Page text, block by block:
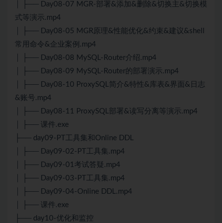
│ ├── Day08-07 MGR-部署&添加&删除&切换主&切换模
式等演示.mp4
│ ├── Day08-05 MGR原理&性能优化&约束&建议&shell
常用命令&企业案例.mp4
│ ├── Day08-08 MySQL-Router介绍.mp4
│ ├── Day08-09 MySQL-Router的部署演示.mp4
│ ├── Day08-10 ProxySQL简介&特性&库表&界面&日志
&账号.mp4
│ ├── Day08-11 ProxySQL部署&读写分离等演示.mp4
│ ├── 课件.exe
├── day09-PT工具集和Online DDL
│ ├── Day09-02-PT工具集.mp4
│ ├── Day09-01考试答疑.mp4
│ ├── Day09-03-PT工具集.mp4
│ ├── Day09-04-Online DDL.mp4
│ ├── 课件.exe
├── day10-优化和监控